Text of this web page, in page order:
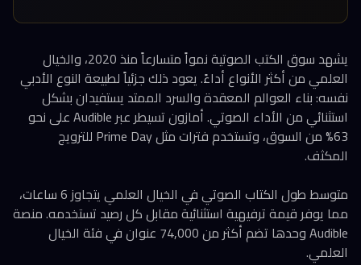
يشهد سوق الكتب الصوتية نمواً متسارعاً منذ 2020، والخيال
العلمي من أكثر الأنواع أداءً. يعود ذلك جزئياً لطبيعة النوع الأدبي
نفسه: بناء العوالم المعقدة والسرد الممتد يستفيدان بشكل
استثنائي من الأداء الصوتي. أمازون تسيطر عبر Audible على نحو
63% من السوق، وتستخدم فترات مثل Prime Day للترويج
المكثف.
متوسط طول الكتاب الصوتي في الخيال العلمي يتجاوز 6 ساعات،
مما يوفر قيمة ترفيهية استثنائية مقابل كل رصيد تستخدمه. منصة
Audible وحدها تضم أكثر من 74,000 عنوان في فئة الخيال
العلمي.